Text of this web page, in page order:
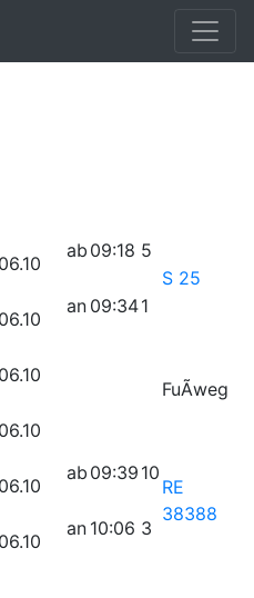
ab 09:18 5
S 25
an 09:341
FuÃweg
ab 09:39 10
RE
38388
an 10:06 3